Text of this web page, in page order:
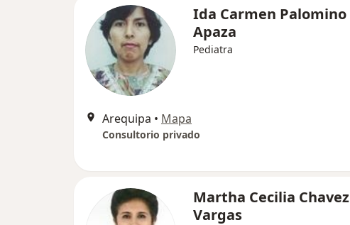
Ida Carmen Palomino
Apaza
Pediatra
Arequipa • Mapa
Consultorio privado
Martha Cecilia Chavez
Vargas